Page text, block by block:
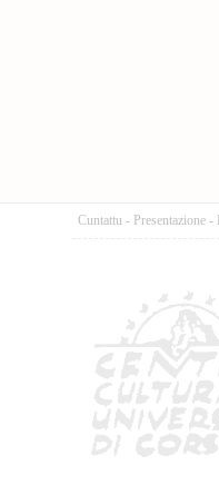
Cuntattu - Presentazione -